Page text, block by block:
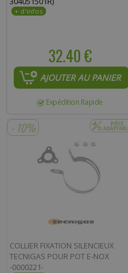
32.40 €
AJOUTER AU PANIER
Expédition Rapide
- 10%
COLLIER FIXATION SILENCIEUX
TECNIGAS POUR POT E-NOX
-0000221-